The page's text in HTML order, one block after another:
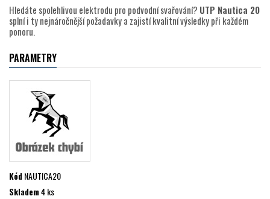
Hledáte spolehlivou elektrodu pro podvodní svařování? UTP Nautica 20
splní i ty nejnáročnější požadavky a zajistí kvalitní výsledky při každém
ponoru.
PARAMETRY
KódNAUTICA20
Skladem4 ks